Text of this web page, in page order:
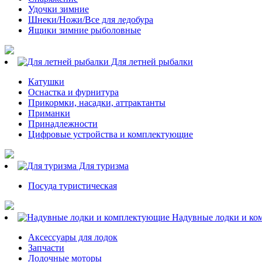
Удочки зимние
Шнеки/Ножи/Все для ледобура
Ящики зимние рыболовные
Для летней рыбалки
Катушки
Оснастка и фурнитура
Прикормки, насадки, аттрактанты
Приманки
Принадлежности
Цифровые устройства и комплектующие
Для туризма
Посуда туристическая
Надувные лодки и
Аксессуары для лодок
Запчасти
Лодочные моторы